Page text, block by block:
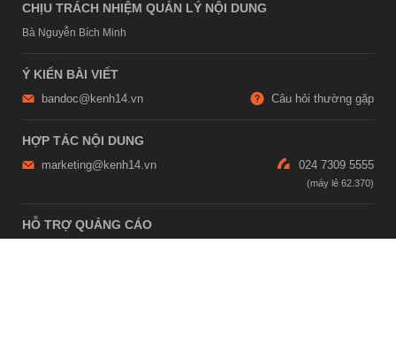
CHỊU TRÁCH NHIỆM QUẢN LÝ NỘI DUNG
Bà Nguyễn Bích Minh
Ý KIẾN BÀI VIẾT
bandoc@kenh14.vn Câu hỏi thường gặp
HỢP TÁC NỘI DUNG
marketing@kenh14.vn 024 7309 5555
HỖ TRỢ QUẢNG CÁO